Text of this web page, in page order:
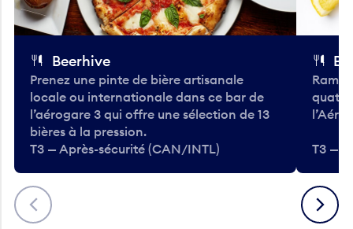
Précédent
Beerhive
Prenez une pinte de bière artisanale
locale ou internationale dans ce bar de
l’aérogare 3 qui offre une sélection de 13
bières à la pression.
T3 — Après-sécurité (CAN/INTL)
T3 —
Suivant